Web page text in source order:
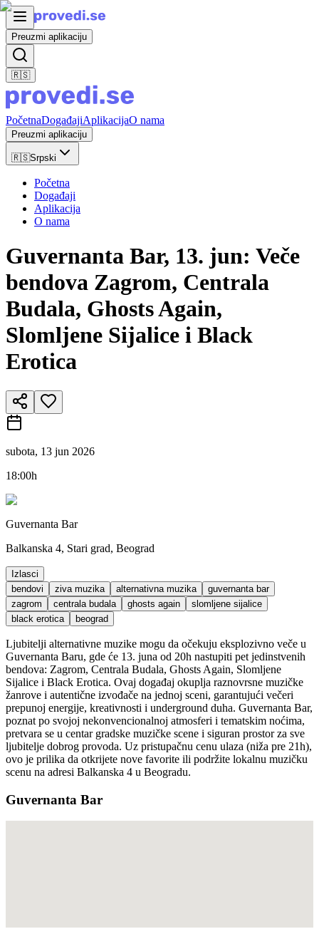
Preuzmi aplikaciju
🇷🇸
PočetnaDogađajiAplikacijaO nama
Preuzmi aplikaciju
🇷🇸Srpski
Početna
Događaji
Aplikacija
O nama
Guvernanta Bar, 13. jun: Veče
bendova Zagrom, Centrala
Budala, Ghosts Again,
Slomljene Sijalice i Black
Erotica
subota, 13 jun 2026
18:00h
Guvernanta Bar
Balkanska 4, Stari grad, Beograd
Izlasci
bendovi
ziva muzika alternativna muzika
guvernanta bar
zagrom
centrala budala ghosts again
slomljene sijalice
black erotica
beograd
Ljubitelji alternativne muzike mogu da očekuju eksplozivno veče u
Guvernanta Baru, gde će 13. juna od 20h nastupiti pet jedinstvenih
bendova: Zagrom, Centrala Budala, Ghosts Again, Slomljene
Sijalice i Black Erotica. Ovaj događaj okuplja raznovrsne muzičke
žanrove i autentične izvođače na jednoj sceni, garantujući večeri
prepunoj energije, kreativnosti i underground duha. Guvernanta Bar,
poznat po svojoj nekonvencionalnoj atmosferi i tematskim noćima,
pretvara se u centar gradske muzičke scene i siguran prostor za sve
ljubitelje dobrog provoda. Uz pristupačnu cenu ulaza (niža pre 21h),
ovo je prilika da otkrijete nove favorite ili podržite lokalnu muzičku
scenu na adresi Balkanska 4 u Beogradu.
Guvernanta Bar